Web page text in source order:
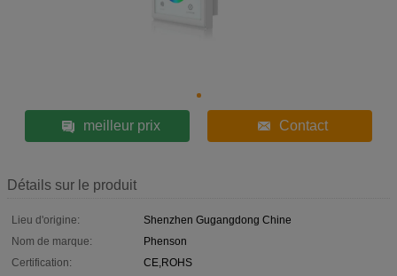
meilleur prix Contact
Détails sur le produit
Lieu d'origine:
Shenzhen Gugangdong Chine
Nom de marque:
Phenson
Certification:
CE,ROHS